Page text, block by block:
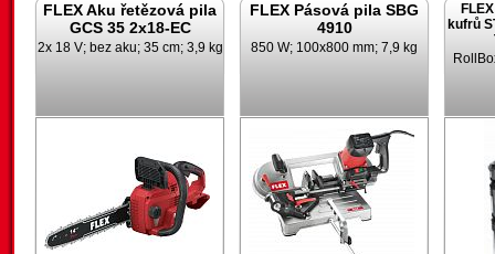
FLEX Aku řetězová pila
GCS 35 2x18-EC
2x 18 V; bez aku; 35 cm; 3,9 kg
FLEX Pásová pila SBG
4910
850 W; 100x800 mm; 7,9 kg
kufrů